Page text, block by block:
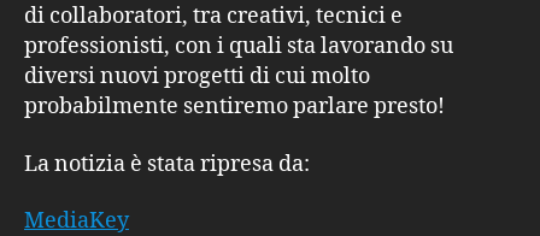
di collaboratori, tra creativi, tecnici e
professionisti, con i quali sta lavorando su
diversi nuovi progetti di cui molto
probabilmente sentiremo parlare presto!
La notizia è stata ripresa da:
MediaKey